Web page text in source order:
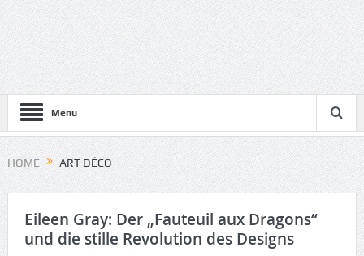
Menu
HOME ART DÉCO
Eileen Gray: Der „Fauteuil aux Dragons“
und die stille Revolution des Designs